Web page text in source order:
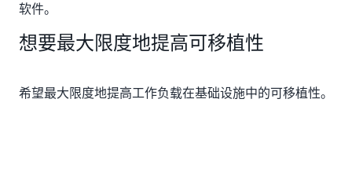
软件。
想要最大限度地提高可移植性
希望最大限度地提高工作负载在基础设施中的可移植性。